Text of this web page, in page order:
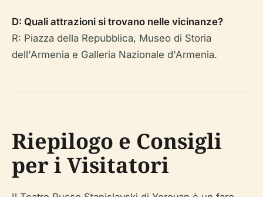
D: Quali attrazioni si trovano nelle vicinanze?
R: Piazza della Repubblica, Museo di Storia
dell'Armenia e Galleria Nazionale d'Armenia.
Riepilogo e Consigli
per i Visitatori